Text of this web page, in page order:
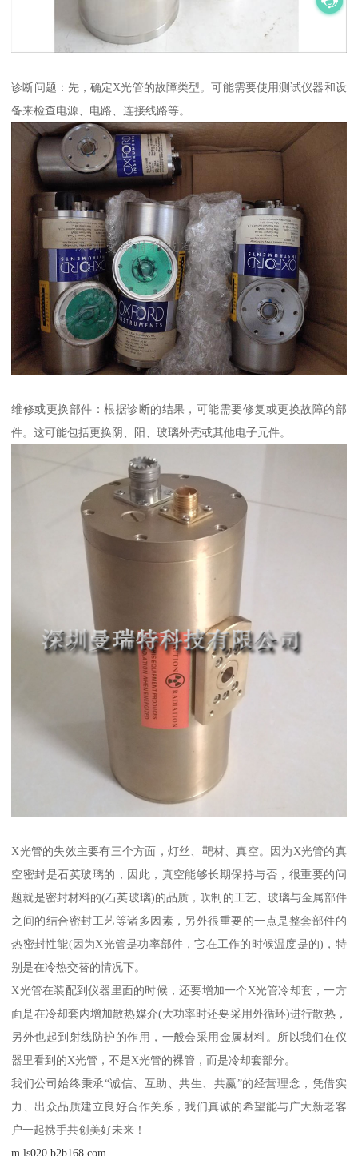
诊断问题：先，确定X光管的故障类型。可能需要使用测试仪器和设
备来检查电源、电路、连接线路等。
维修或更换部件：根据诊断的结果，可能需要修复或更换故障的部
件。这可能包括更换阴、阳、玻璃外壳或其他电子元件。
X光管的失效主要有三个方面，灯丝、靶材、真空。因为X光管的真
空密封是石英玻璃的，因此，真空能够长期保持与否，很重要的问
题就是密封材料的(石英玻璃)的品质，吹制的工艺、玻璃与金属部件
之间的结合密封工艺等诸多因素，另外很重要的一点是整套部件的
热密封性能(因为X光管是功率部件，它在工作的时候温度是的)，特
别是在冷热交替的情况下。
X光管在装配到仪器里面的时候，还要增加一个X光管冷却套，一方
面是在冷却套内增加散热媒介(大功率时还要采用外循环)进行散热，
另外也起到射线防护的作用，一般会采用金属材料。所以我们在仪
器里看到的X光管，不是X光管的裸管，而是冷却套部分。
我们公司始终秉承“诚信、互助、共生、共赢”的经营理念，凭借实
力、出众品质建立良好合作关系，我们真诚的希望能与广大新老客
户一起携手共创美好未来！
m.ls020.b2b168.com